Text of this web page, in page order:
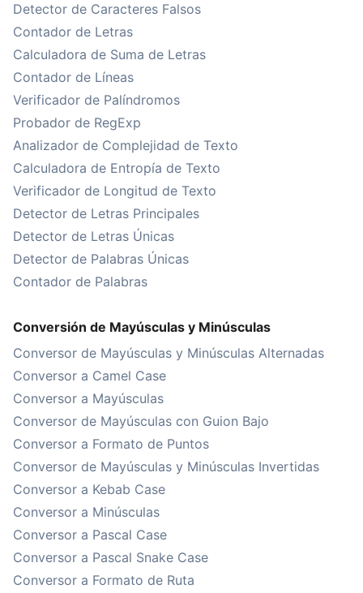
Detector de Caracteres Falsos
Contador de Letras
Calculadora de Suma de Letras
Contador de Líneas
Verificador de Palíndromos
Probador de RegExp
Analizador de Complejidad de Texto
Calculadora de Entropía de Texto
Verificador de Longitud de Texto
Detector de Letras Principales
Detector de Letras Únicas
Detector de Palabras Únicas
Contador de Palabras
Conversión de Mayúsculas y Minúsculas
Conversor de Mayúsculas y Minúsculas Alternadas
Conversor a Camel Case
Conversor a Mayúsculas
Conversor de Mayúsculas con Guion Bajo
Conversor a Formato de Puntos
Conversor de Mayúsculas y Minúsculas Invertidas
Conversor a Kebab Case
Conversor a Minúsculas
Conversor a Pascal Case
Conversor a Pascal Snake Case
Conversor a Formato de Ruta